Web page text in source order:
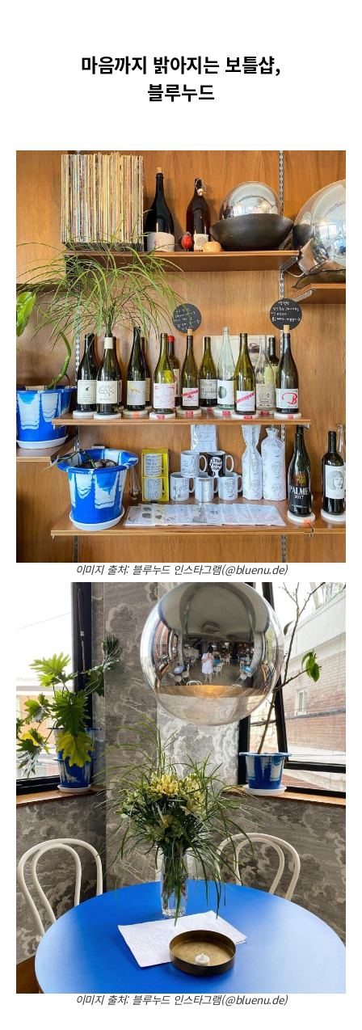
마음까지 밝아지는 보틀샵,
블루누드
이미지 출처: 블루누드 인스타그램(@bluenu.de)
이미지 출처: 블루누드 인스타그램(@bluenu.de)